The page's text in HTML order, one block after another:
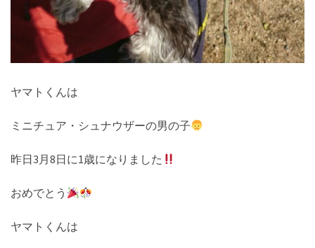
ヤマトくんは
ミニチュア・シュナウザーの男の子
昨日3月8日に1歳になりました
おめでとう
ヤマトくんは